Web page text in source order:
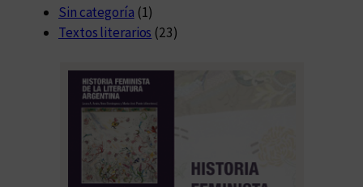
Sin categoría (1)
Textos literarios (23)